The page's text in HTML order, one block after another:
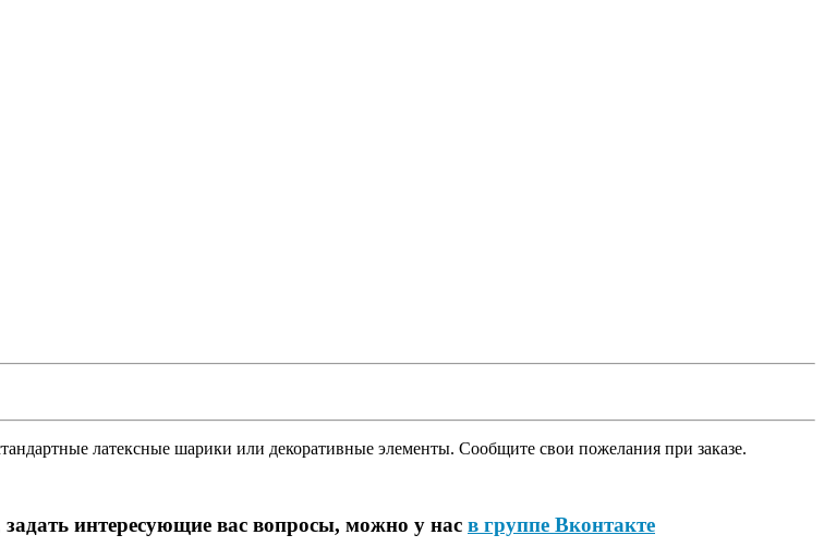
латексные шарики или декоративные элементы. Сообщите свои пожелания при заказе.
интересующие вас вопросы, можно у нас в группе Вконтакте